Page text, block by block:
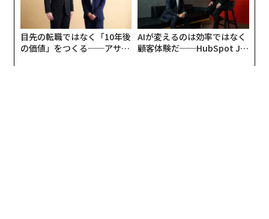
目先の転職ではなく「10年後
の価値」をつくる──アサイ
AIが変えるのは効率ではなく
顧客体験だ──HubSpot Ja